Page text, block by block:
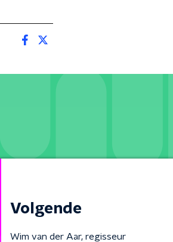
Volgende
Wim van der Aar, regisseur